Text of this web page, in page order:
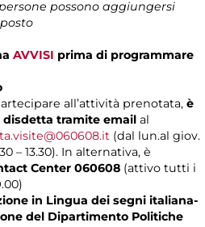
possono aggiungersi
AVVISI prima di programmare
all’attività prenotata, è
disdetta tramite email al
(dal lun.al giov.
– 13.30). In alternativa, è
Center 060608 (attivo tutti i
in Lingua dei segni italiana-
del Dipartimento Politiche